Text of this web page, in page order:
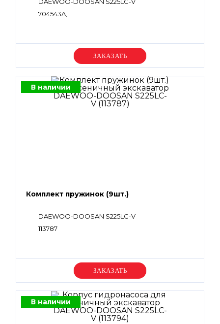
704543A,
Уточняйте цену
В наличии
Комплект пружинок (9шт.)
DAEWOO-DOOSAN S225LC-V
113787
Уточняйте цену
В наличии